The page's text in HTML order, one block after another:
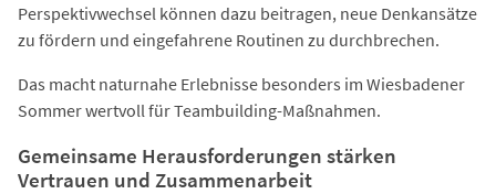
Perspektivwechsel können dazu beitragen, neue Denkansätze
zu fördern und eingefahrene Routinen zu durchbrechen.
Das macht naturnahe Erlebnisse besonders im Wiesbadener
Sommer wertvoll für Teambuilding-Maßnahmen.
Gemeinsame Herausforderungen stärken
Vertrauen und Zusammenarbeit